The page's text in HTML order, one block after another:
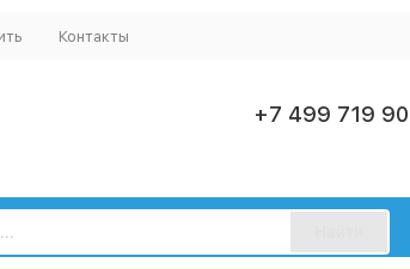
Контакты
+7 499 719